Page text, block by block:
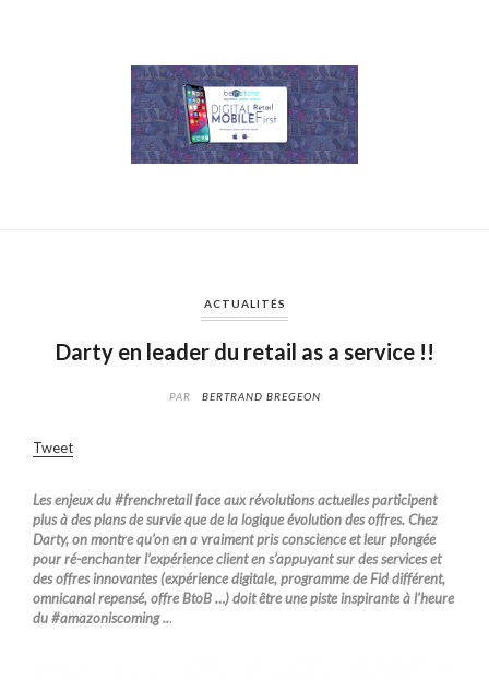
ACTUALITÉS
Darty en leader du retail as a service !!
PAR BERTRAND BREGEON
Tweet
Les enjeux du #frenchretail face aux révolutions actuelles participent
plus à des plans de survie que de la logique évolution des offres. Chez
Darty, on montre qu’on en a vraiment pris conscience et leur plongée
pour ré-enchanter l’expérience client en s’appuyant sur des services et
des offres innovantes (expérience digitale, programme de Fid différent,
omnicanal repensé, offre BtoB …) doit être une piste inspirante à l’heure
du #amazoniscoming ...